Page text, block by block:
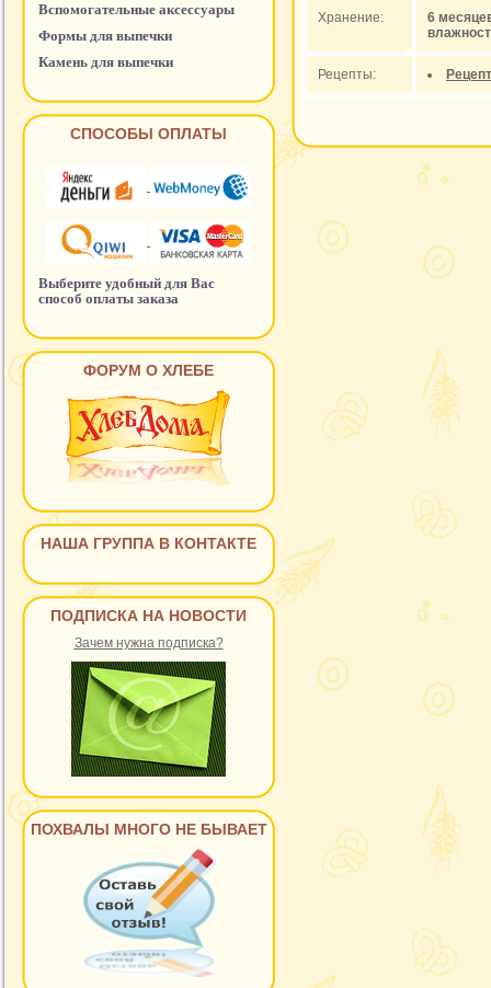
Вспомогательные аксессуары
Формы для выпечки
Камень для выпечки
СПОСОБЫ ОПЛАТЫ
Выберите удобный для Вас
способ оплаты заказа
ФОРУМ О ХЛЕБЕ
НАША ГРУППА В КОНТАКТЕ
ПОДПИСКА НА НОВОСТИ
Зачем нужна подписка?
ПОХВАЛЫ МНОГО НЕ БЫВАЕТ
Хранение:
6
Рецепты: